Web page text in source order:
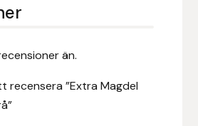
än.
recensera ”Extra Magdel